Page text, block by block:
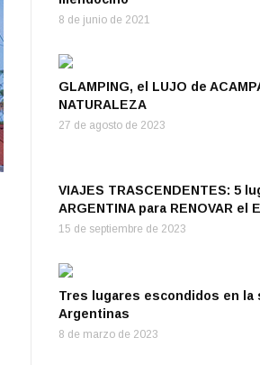
8 de junio de 2021
GLAMPING, el LUJO de
NATURALEZA
27 de agosto de 2023
VIAJES TRASCENDENTES: 5
ARGENTINA para RENOVAR el
15 de septiembre de 2023
Tres lugares escondidos en la
Argentinas
8 de marzo de 2023